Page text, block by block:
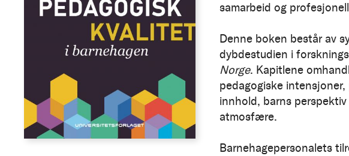
samarbeid og
Denne boken består av
dybdestudien i
Norge. Kapitlene
pedagogiske
innhold, barns
atmosfære.
Barnehagepersonalets